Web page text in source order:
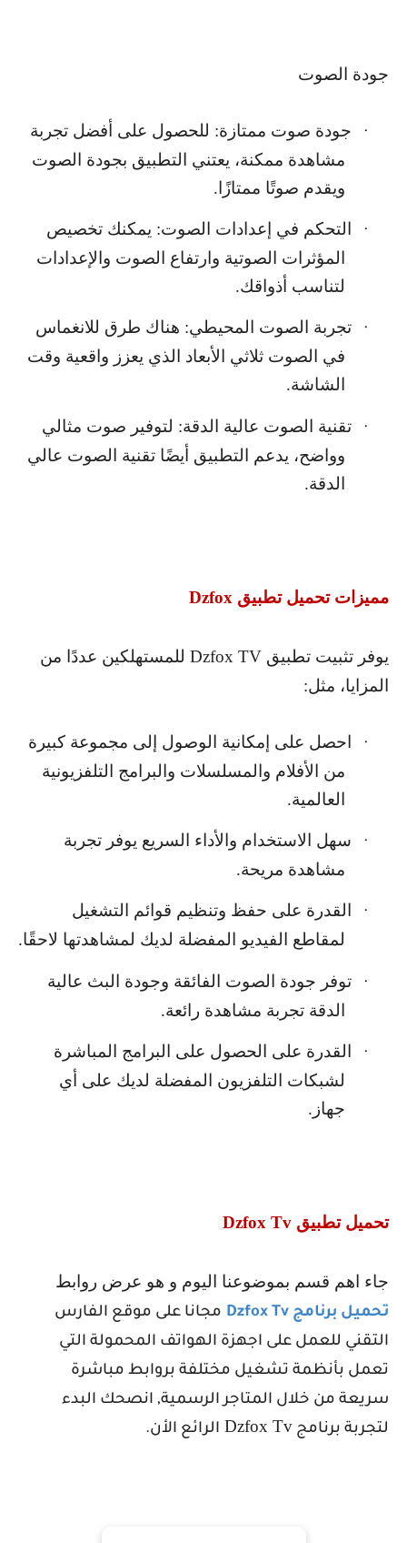
جودة الصوت
·
جودة صوت ممتازة: للحصول على أفضل تجربة
مشاهدة ممكنة، يعتني التطبيق بجودة الصوت
ويقدم صوتًا ممتازًا.
·
التحكم في إعدادات الصوت: يمكنك تخصيص
المؤثرات الصوتية وارتفاع الصوت والإعدادات
لتناسب أذواقك.
·
تجربة الصوت المحيطي: هناك طرق للانغماس
في الصوت ثلاثي الأبعاد الذي يعزز واقعية وقت
الشاشة.
·
تقنية الصوت عالية الدقة: لتوفير صوت مثالي
وواضح، يدعم التطبيق أيضًا تقنية الصوت عالي
الدقة.
مميزات تحميل تطبيق Dzfox
يوفر تثبيت تطبيق Dzfox TV للمستهلكين عددًا من
المزايا، مثل:
·
احصل على إمكانية الوصول إلى مجموعة كبيرة
من الأفلام والمسلسلات والبرامج التلفزيونية
العالمية.
·
سهل الاستخدام والأداء السريع يوفر تجربة
مشاهدة مريحة.
·
القدرة على حفظ وتنظيم قوائم التشغيل
لمقاطع الفيديو المفضلة لديك لمشاهدتها لاحقًا.
·
توفر جودة الصوت الفائقة وجودة البث عالية
الدقة تجربة مشاهدة رائعة.
·
القدرة على الحصول على البرامج المباشرة
لشبكات التلفزيون المفضلة لديك على أي
جهاز.
تحميل تطبيق Dzfox Tv
جاء اهم قسم بموضوعنا اليوم و هو عرض روابط
تحميل برنامج Dzfox Tv مجانا على موقع الفارس
التقني للعمل على اجهزة الهواتف المحمولة التي
تعمل بأنظمة تشغيل مختلفة بروابط مباشرة
سريعة من خلال المتاجر الرسمية, انصحك البدء
لتجربة برنامج Dzfox Tv الرائع الأن.